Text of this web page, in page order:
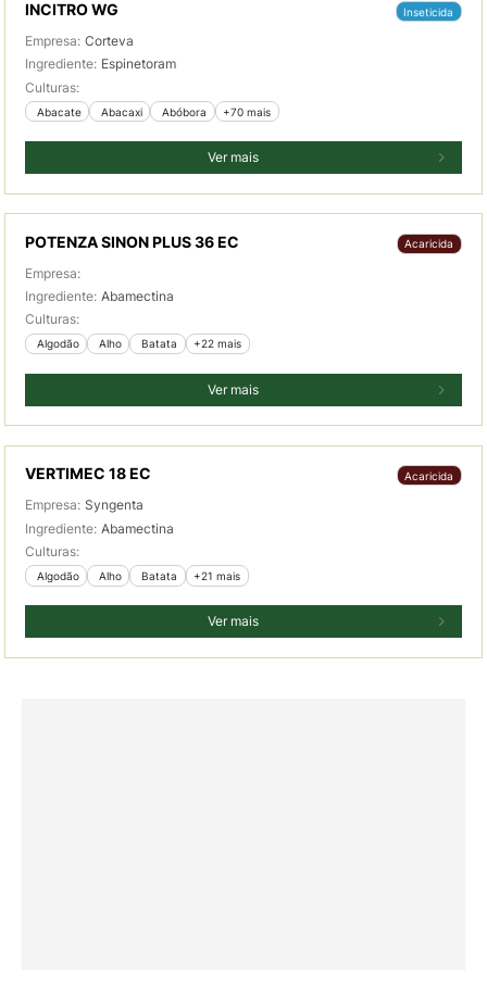
INCITRO WG Inseticida
Empresa: Corteva
Ingrediente: Espinetoram
Culturas:
Abacate Abacaxi Abóbora +70 mais
Ver mais
POTENZA SINON PLUS 36 EC Acaricida
Empresa:
Ingrediente: Abamectina
Culturas:
Algodão Alho Batata +22 mais
Ver mais
VERTIMEC 18 EC Acaricida
Empresa: Syngenta
Ingrediente: Abamectina
Culturas:
Algodão Alho Batata +21 mais
Ver mais